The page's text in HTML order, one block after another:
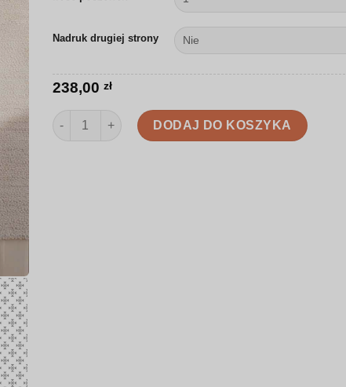
Nadruk drugiej strony
238,00 zł
ilość Pościel | Aztecki minimalizm czarno-biały | OR001
DODAJ DO KOSZYKA